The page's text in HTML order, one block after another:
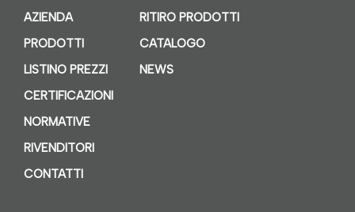
AZIENDA
PRODOTTI
LISTINO PREZZI
RITIRO PRODOTTI
CATALOGO
NEWS
CERTIFICAZIONI
NORMATIVE
RIVENDITORI
CONTATTI